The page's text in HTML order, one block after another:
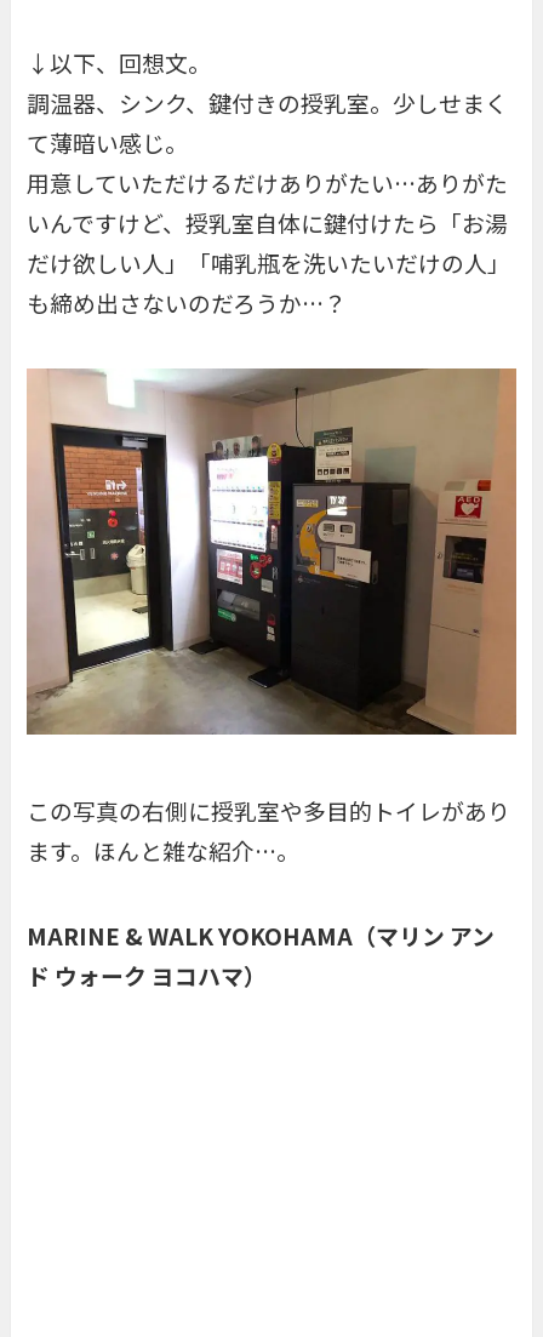
↓以下、回想文。
調温器、シンク、鍵付きの授乳室。少しせまく
て薄暗い感じ。
用意していただけるだけありがたい…ありがた
いんですけど、授乳室自体に鍵付けたら「お湯
だけ欲しい人」「哺乳瓶を洗いたいだけの人」
も締め出さないのだろうか…？
この写真の右側に授乳室や多目的トイレがあり
ます。ほんと雑な紹介…。
MARINE & WALK YOKOHAMA（マリン アン
ド ウォーク ヨコハマ）